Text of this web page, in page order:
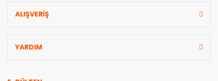
ALIŞVERİŞ
YARDIM